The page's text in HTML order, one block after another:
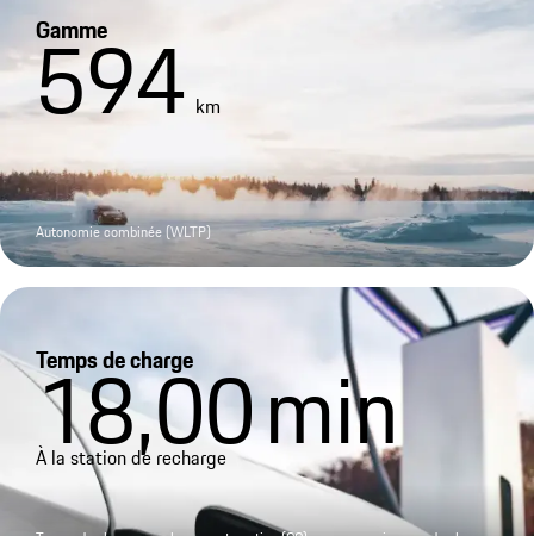
Gamme
594 km
Autonomie combinée (WLTP)
Temps de charge
18,00min
À la station de recharge